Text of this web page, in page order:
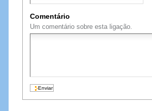
Comentário
Um comentário sobre esta ligação.